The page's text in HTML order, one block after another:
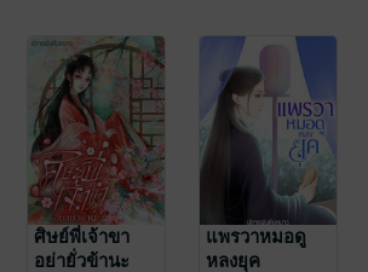
ศิษย์พี่เจ้าขา
อย่ายั่วข้านะ
แพรวาหมอดู
หลงยุค